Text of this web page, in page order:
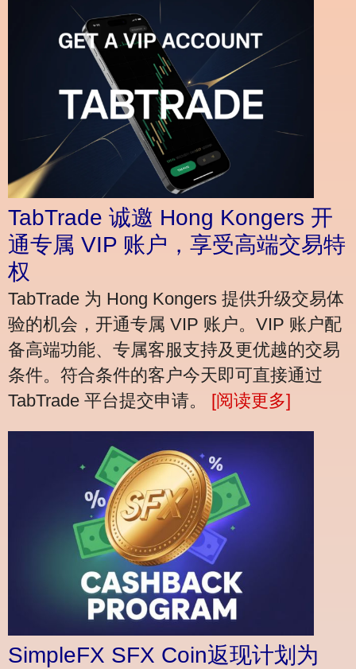
TabTrade 诚邀 Hong Kongers 开
通专属 VIP 账户，享受高端交易特
权
TabTrade 为 Hong Kongers 提供升级交易体
验的机会，开通专属 VIP 账户。VIP 账户配
备高端功能、专属客服支持及更优越的交易
条件。符合条件的客户今天即可直接通过
TabTrade 平台提交申请。
[阅读更多]
SimpleFX SFX Coin返现计划为